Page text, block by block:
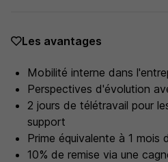
Les avantages
Mobilité interne dans
Perspectives d'évolution
2 jours de télétravail pour
support
Prime équivalente à 1 mois
10% de remise via une